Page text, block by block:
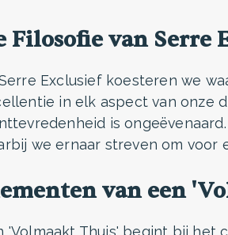
Filosofie van Serre
Exclusief koesteren we
in elk aspect van onze
is
we ernaar streven om
van een
'Volmaakt Thuis' begint bij het